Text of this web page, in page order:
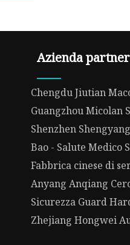
Azienda partner
Chengdu Jiutian
Guangzhou Micolan
Shenzhen
Bao - Salute Medico
Fabbrica cinese di
Anyang Anqiang
Sicurezza Guard
Zhejiang Hongwei